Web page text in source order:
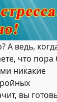
А ведь,
что пора
никакие
вы